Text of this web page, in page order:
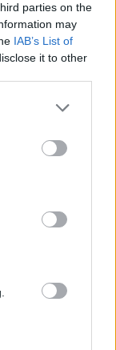
parties on the
may
IAB’s List of
it to other
more Google
may click to
below Google
10/2018 19:57
10/2016 19:39
04/2014 11:28